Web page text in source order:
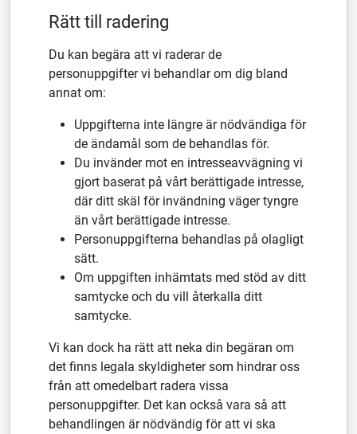
Rätt till radering
Du kan begära att vi raderar de
personuppgifter vi behandlar om dig bland
annat om:
Uppgifterna inte längre är nödvändiga för
de ändamål som de behandlas för.
Du invänder mot en intresseavvägning vi
gjort baserat på vårt berättigade intresse,
där ditt skäl för invändning väger tyngre
än vårt berättigade intresse.
Personuppgifterna behandlas på olagligt
sätt.
Om uppgiften inhämtats med stöd av ditt
samtycke och du vill återkalla ditt
samtycke.
Vi kan dock ha rätt att neka din begäran om
det finns legala skyldigheter som hindrar oss
från att omedelbart radera vissa
personuppgifter. Det kan också vara så att
behandlingen är nödvändig för att vi ska